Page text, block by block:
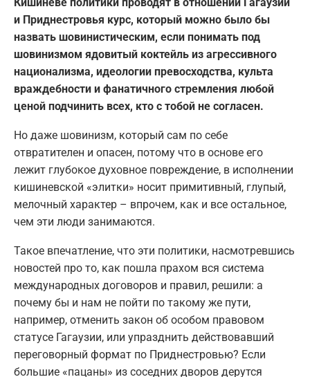
и Приднестровья курс, который можно было бы
назвать шовинистическим, если понимать под
шовинизмом ядовитый коктейль из агрессивного
национализма, идеологии превосходства, культа
враждебности и фанатичного стремления любой
ценой подчинить всех, кто с тобой не согласен.
Но даже шовинизм, который сам по себе
отвратителен и опасен, потому что в основе его
лежит глубокое духовное повреждение, в исполнении
кишиневской «элитки» носит примитивный, глупый,
мелочный характер – впрочем, как и все остальное,
чем эти люди занимаются.
Такое впечатление, что эти политики, насмотревшись
новостей про то, как пошла прахом вся система
международных договоров и правил, решили: а
почему бы и нам не пойти по такому же пути,
например, отменить закон об особом правовом
статусе Гагаузии, или упразднить действовавший
переговорный формат по Приднестровью? Если
большие «пацаны» из соседних дворов дерутся